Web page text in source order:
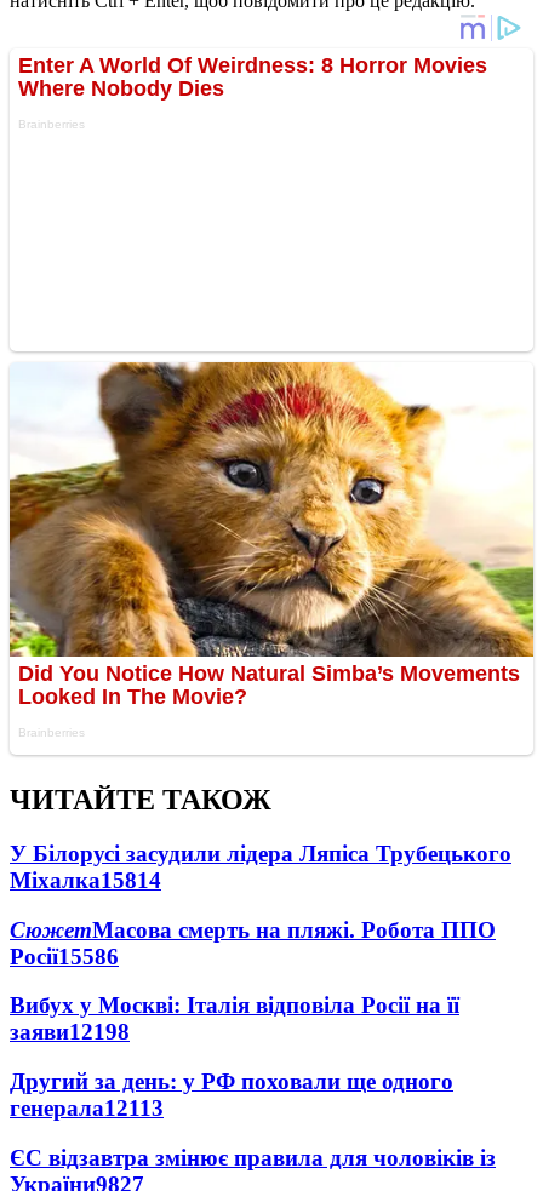
ЧИТАЙТЕ ТАКОЖ
У Білорусі засудили лідера Ляпіса Трубецького
Міхалка15814
СюжетМасова смерть на пляжі. Робота ППО
Росії15586
Вибух у Москві: Італія відповіла Росії на її
заяви12198
Другий за день: у РФ поховали ще одного
генерала12113
ЄС відзавтра змінює правила для чоловіків із
України9827